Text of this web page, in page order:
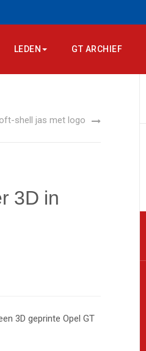
LEDEN GT ARCHIEF
shell jas met logo
3D in
3D geprinte Opel GT